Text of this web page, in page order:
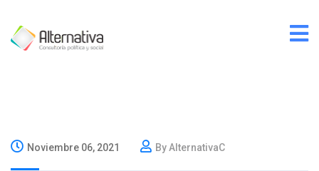
Noviembre 06, 2021 By AlternativaC